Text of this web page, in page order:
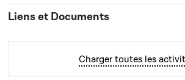
Charger toutes les